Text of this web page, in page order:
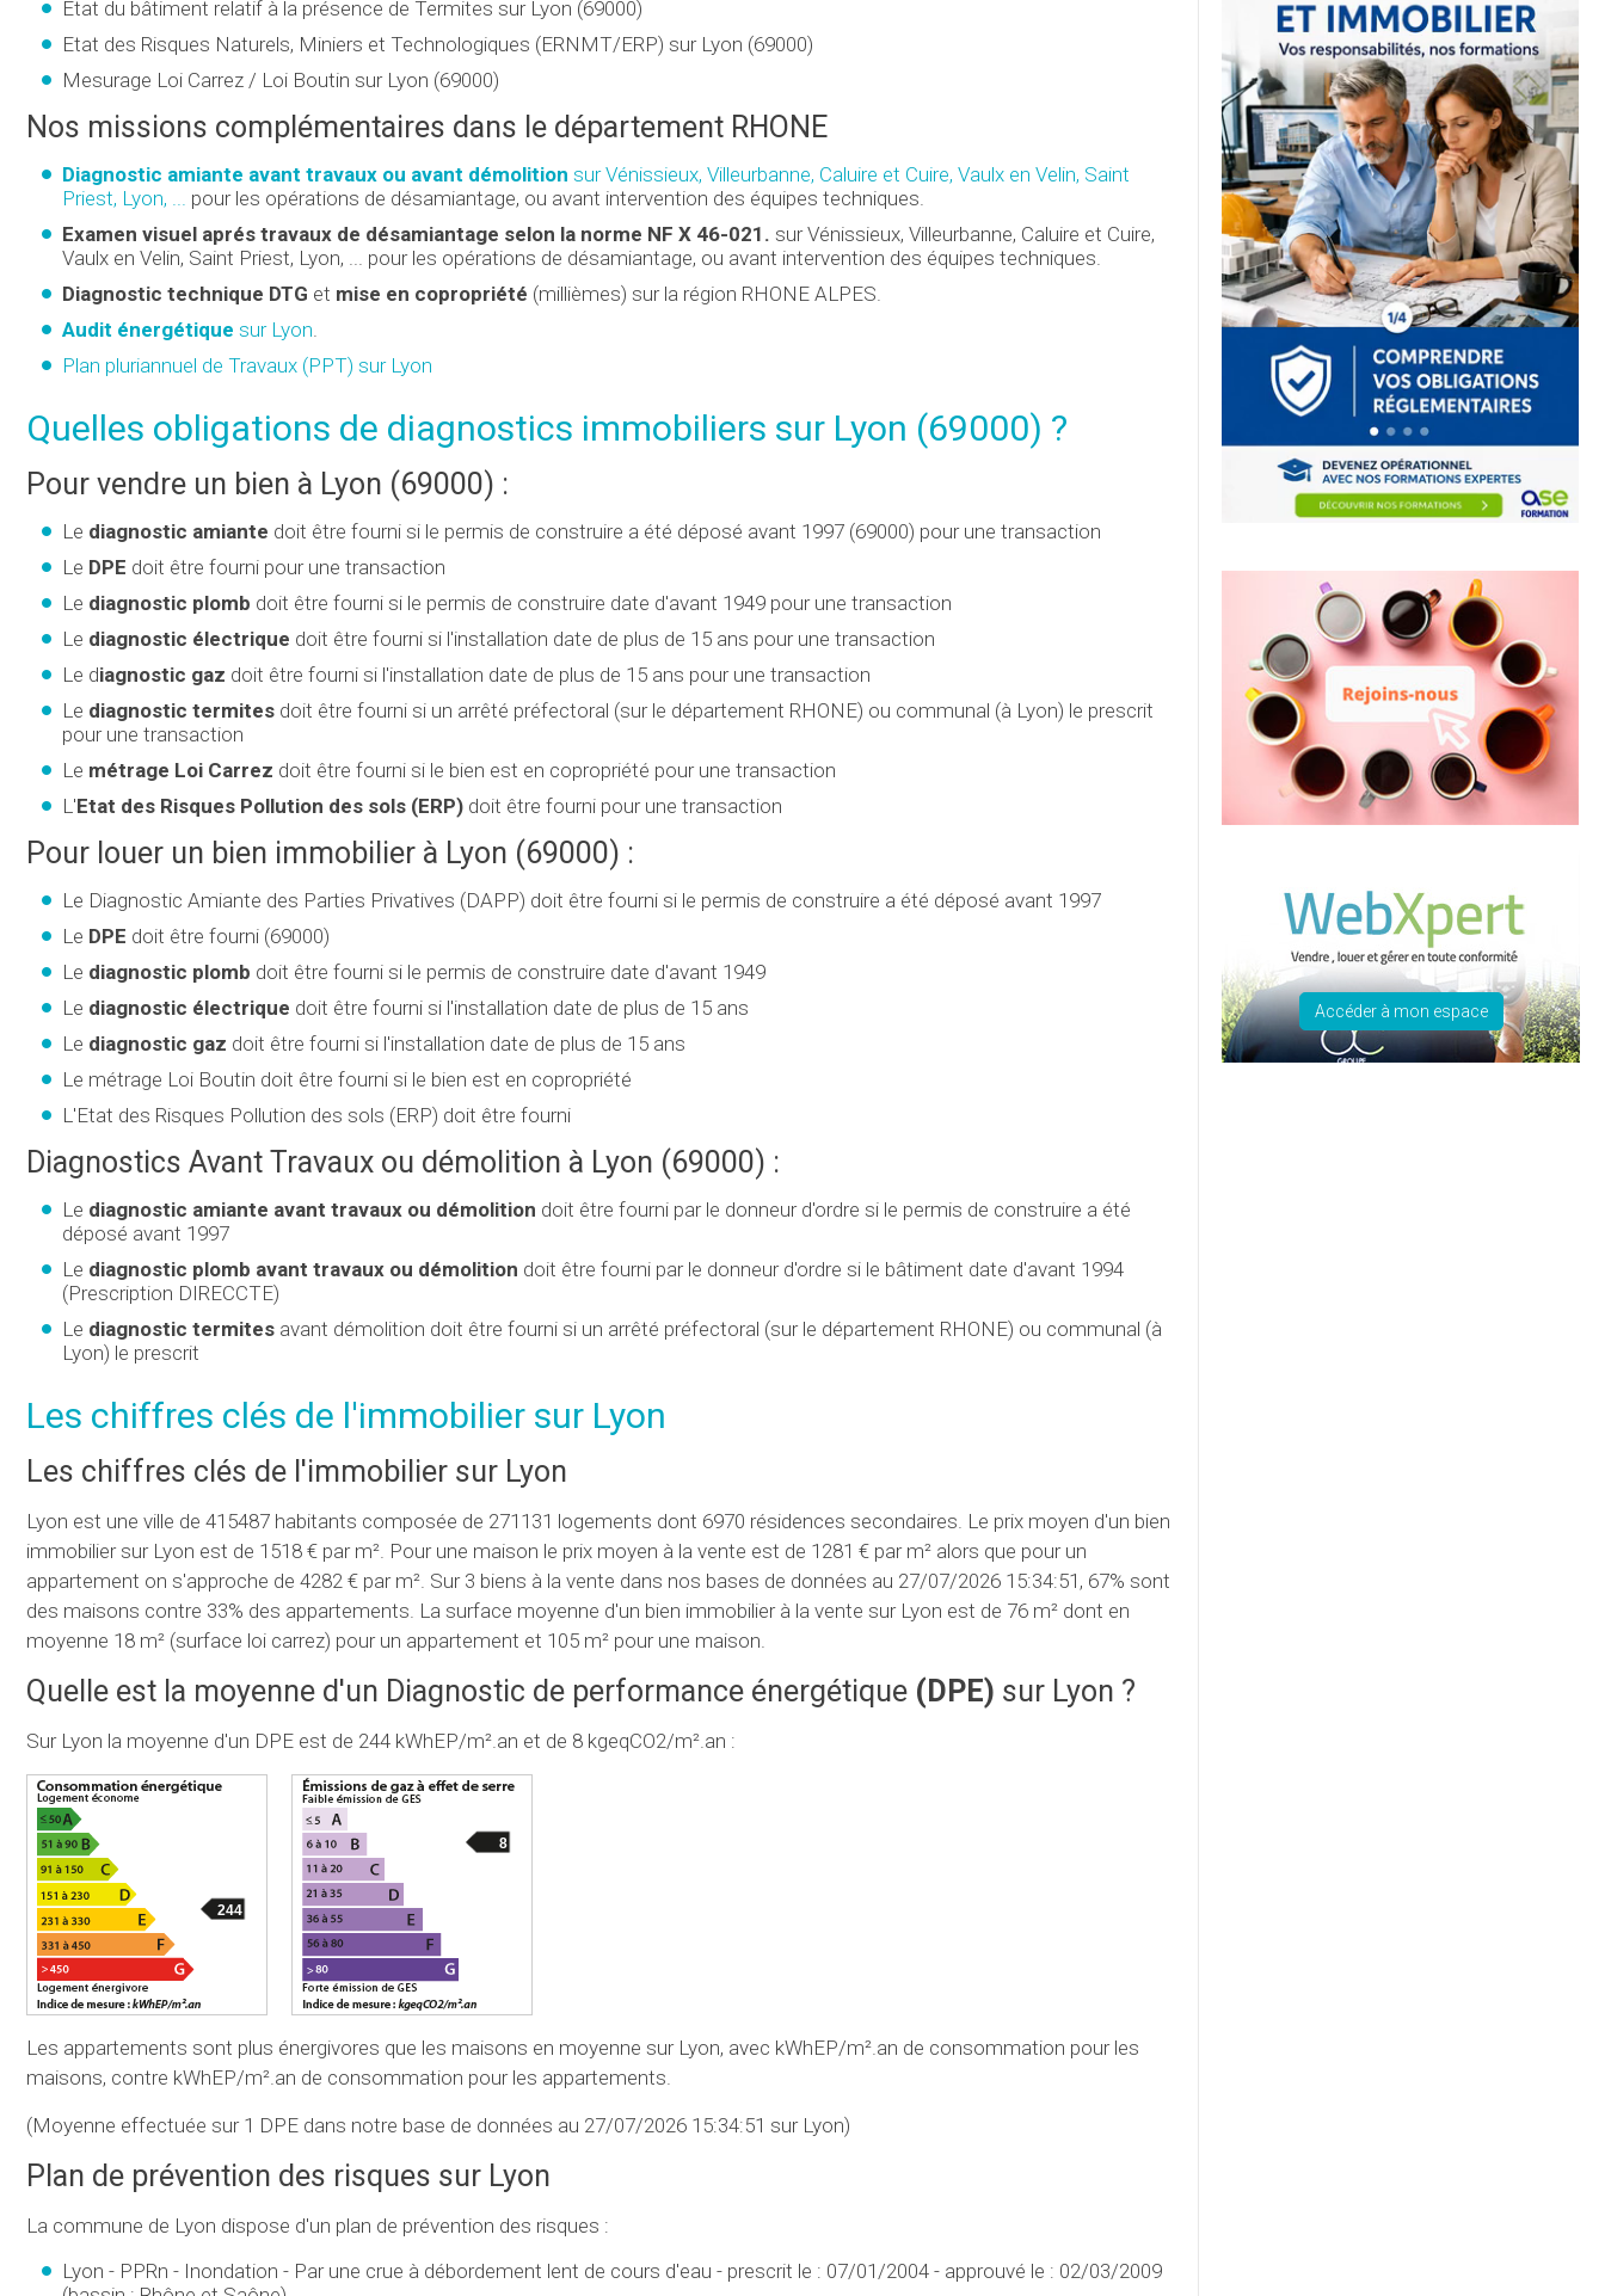
Etat du bâtiment relatif à la présence de Termites sur Lyon (69000)
Etat des Risques Naturels, Miniers et Technologiques (ERNMT/ERP) sur Lyon (69000)
Mesurage Loi Carrez / Loi Boutin sur Lyon (69000)
Nos missions complémentaires dans le département RHONE
Diagnostic amiante avant travaux ou avant démolition sur Vénissieux, Villeurbanne, Caluire et Cuire, Vaulx en Velin, Saint
Priest, Lyon, ... pour les opérations de désamiantage, ou avant intervention des équipes techniques.
Examen visuel aprés travaux de désamiantage selon la norme NF X 46-021. sur Vénissieux, Villeurbanne, Caluire et Cuire,
Vaulx en Velin, Saint Priest, Lyon, ... pour les opérations de désamiantage, ou avant intervention des équipes techniques.
Diagnostic technique DTG et mise en copropriété (millièmes) sur la région RHONE ALPES.
Audit énergétique sur Lyon.
Plan pluriannuel de Travaux (PPT) sur Lyon
Quelles obligations de diagnostics immobiliers sur Lyon (69000) ?
Pour vendre un bien à Lyon (69000) :
Le diagnostic amiante doit être fourni si le permis de construire a été déposé avant 1997 (69000) pour une transaction
Le DPE doit être fourni pour une transaction
Le diagnostic plomb doit être fourni si le permis de construire date d'avant 1949 pour une transaction
Le diagnostic électrique doit être fourni si l'installation date de plus de 15 ans pour une transaction
Le diagnostic gaz doit être fourni si l'installation date de plus de 15 ans pour une transaction
Le diagnostic termites doit être fourni si un arrêté préfectoral (sur le département RHONE) ou communal (à Lyon) le prescrit
pour une transaction
Le métrage Loi Carrez doit être fourni si le bien est en copropriété pour une transaction
L'Etat des Risques Pollution des sols (ERP) doit être fourni pour une transaction
Pour louer un bien immobilier à Lyon (69000) :
Le Diagnostic Amiante des Parties Privatives (DAPP) doit être fourni si le permis de construire a été déposé avant 1997
Le DPE doit être fourni (69000)
Le diagnostic plomb doit être fourni si le permis de construire date d'avant 1949
Le diagnostic électrique doit être fourni si l'installation date de plus de 15 ans
Le diagnostic gaz doit être fourni si l'installation date de plus de 15 ans
Le métrage Loi Boutin doit être fourni si le bien est en copropriété
L'Etat des Risques Pollution des sols (ERP) doit être fourni
Diagnostics Avant Travaux ou démolition à Lyon (69000) :
Le diagnostic amiante avant travaux ou démolition doit être fourni par le donneur d'ordre si le permis de construire a été
déposé avant 1997
Le diagnostic plomb avant travaux ou démolition doit être fourni par le donneur d'ordre si le bâtiment date d'avant 1994
(Prescription DIRECCTE)
Le diagnostic termites avant démolition doit être fourni si un arrêté préfectoral (sur le département RHONE) ou communal (à
Lyon) le prescrit
Les chiffres clés de l'immobilier sur Lyon
Les chiffres clés de l'immobilier sur Lyon
Lyon est une ville de 415487 habitants composée de 271131 logements dont 6970 résidences secondaires. Le prix moyen d'un bien
immobilier sur Lyon est de 1518 € par m². Pour une maison le prix moyen à la vente est de 1281 € par m² alors que pour un
appartement on s'approche de 4282 € par m². Sur 3 biens à la vente dans nos bases de données au 27/07/2026 15:34:51, 67% sont
des maisons contre 33% des appartements. La surface moyenne d'un bien immobilier à la vente sur Lyon est de 76 m² dont en
moyenne 18 m² (surface loi carrez) pour un appartement et 105 m² pour une maison.
Quelle est la moyenne d'un Diagnostic de performance énergétique (DPE) sur Lyon ?
Sur Lyon la moyenne d'un DPE est de 244 kWhEP/m².an et de 8 kgeqCO2/m².an :
244
8
Les appartements sont plus énergivores que les maisons en moyenne sur Lyon, avec kWhEP/m².an de consommation pour les
maisons, contre kWhEP/m².an de consommation pour les appartements.
(Moyenne effectuée sur 1 DPE dans notre base de données au 27/07/2026 15:34:51 sur Lyon)
Plan de prévention des risques sur Lyon
La commune de Lyon dispose d'un plan de prévention des risques :
Lyon - PPRn - Inondation - Par une crue à débordement lent de cours d'eau - prescrit le : 07/01/2004 - approuvé le : 02/03/2009
Accéder à mon espace